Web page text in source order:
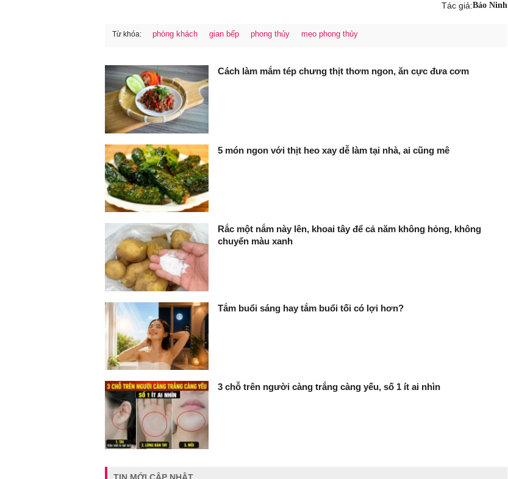
Tác giả:Bảo Ninh
Từ khóa: phòng khách gian bếp phong thủy mẹo phong thủy
Cách làm mắm tép chưng thịt thơm ngon, ăn cực đưa cơm
5 món ngon với thịt heo xay dễ làm tại nhà, ai cũng mê
Rắc một nắm này lên, khoai tây để cả năm không hỏng, không
chuyển màu xanh
Tắm buổi sáng hay tắm buổi tối có lợi hơn?
3 chỗ trên người càng trắng càng yếu, số 1 ít ai nhìn